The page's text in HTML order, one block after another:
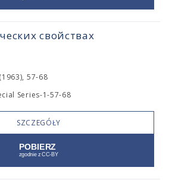
свойствах
57-68
Series-1-57-68
SZCZEGÓŁY